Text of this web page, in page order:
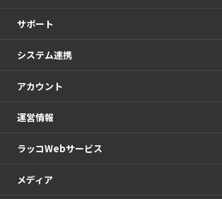
サポート
システム連携
アカウント
運営情報
ラッコWebサービス
メディア